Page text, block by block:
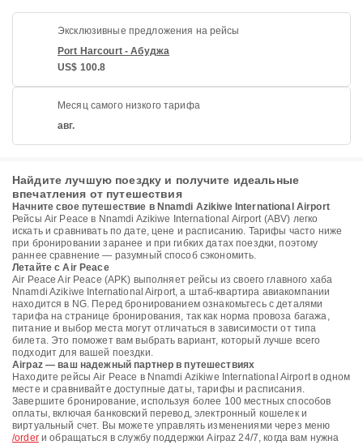
Эксклюзивные предложения на рейсы
Port Harcourt - Абуджа
US$ 100.8
Месяц самого низкого тарифа
авг.
Найдите лучшую поездку и получите идеальные
впечатления от путешествия
Начните свое путешествие в Nnamdi Azikiwe International Airport
Рейсы Air Peace в Nnamdi Azikiwe International Airport (ABV) легко
искать и сравнивать по дате, цене и расписанию. Тарифы часто ниже
при бронировании заранее и при гибких датах поездки, поэтому
раннее сравнение — разумный способ сэкономить.
Летайте с Air Peace
Air Peace Air Peace (APK) выполняет рейсы из своего главного хаба
Nnamdi Azikiwe International Airport, а штаб-квартира авиакомпании
находится в NG. Перед бронированием ознакомьтесь с деталями
тарифа на странице бронирования, так как норма провоза багажа,
питание и выбор места могут отличаться в зависимости от типа
билета. Это поможет вам выбрать вариант, который лучше всего
подходит для вашей поездки.
Airpaz — ваш надежный партнер в путешествиях
Находите рейсы Air Peace в Nnamdi Azikiwe International Airport в одном
месте и сравнивайте доступные даты, тарифы и расписания.
Завершите бронирование, используя более 100 местных способов
оплаты, включая банковский перевод, электронный кошелек и
виртуальный счет. Вы можете управлять изменениями через меню
/orderи обращаться в службу поддержки Airpaz 24/7, когда вам нужна